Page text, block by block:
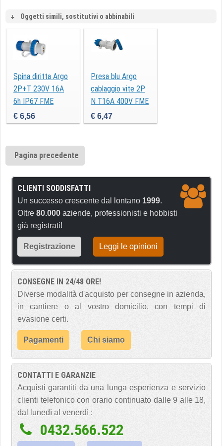
Oggetti simili, sostitutivi o abbinabili
Spina diritta Argo
2P+T 230V 16A
6h IP67 FME
70140
€ 6,56
Presa blu Argo
cablaggio vite 2P
N T16A 400V FME
71140V
€ 6,47
Pagina precedente
CLIENTI SODDISFATTI
Un successo crescente dal lontano 1999.
Oltre 80.000 aziende, professionisti e hobbisti
già registrati!
Registrazione Leggi le opinioni
CONSEGNE IN 24/48 ORE!
Diverse modalità d'acquisto per consegne in azienda,
in cantiere o al vostro domicilio, con tempi di
evasione certi.
Pagamenti Chi siamo
CONTATTI E GARANZIE
Acquisti garantiti da una lunga esperienza e servizio
clienti telefonico con orario continuato dalle 9 alle 18,
dal lunedì al venerdì :
0432.566.522